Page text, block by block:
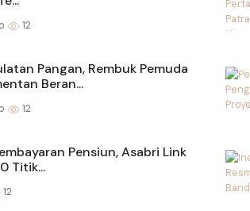
12
Pangan, Rembuk Pemuda
Beran...
12
Pensiun, Asabri Link
Titik...
12